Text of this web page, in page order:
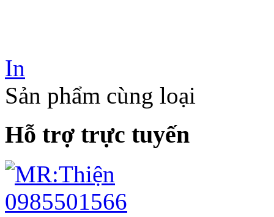
In
Sản phẩm cùng loại
Hỗ trợ trực tuyến